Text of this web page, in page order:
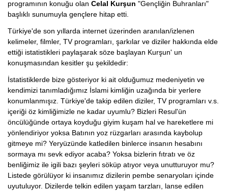
programının konuğu olan Celal Kurşun "Gençliğin Buhranları"
başlıklı sunumuyla gençlere hitap etti.
Türkiye'de son yıllarda internet üzerinden aranılan/izlenen
kelimeler, filmler, TV programları, şarkılar ve diziler hakkında elde
ettiği istatistikleri paylaşarak söze başlayan Kurşun' un
konuşmasından kesitler şu şekildedir:
İstatistiklerde bize gösteriyor ki ait olduğumuz medeniyetin ve
kendimizi tanımladığımız İslami kimliğin uzağında bir yerlere
konumlanmışız. Türkiye'de takip edilen diziler, TV programları v.s.
içeriği öz kimliğimizle ne kadar uyumlu? Bizleri Resul'ün
öncülüğünde ortaya koyduğu giyim kuşam hal ve hareketlere mi
yönlendiriyor yoksa Batının yoz rüzgarları arasında kaybolup
gitmeye mi? Yeryüzünde katledilen binlerce insanın hesabını
sormaya mı sevk ediyor acaba? Yoksa bizlerin fıtratı ve öz
benliğimiz ile igili bazı şeyleri söküp atıyor veya unutturuyor mu?
Listede görülüyor ki insanımız dizilerin pembe senaryoları içinde
uyutuluyor. Dizilerde telkin edilen yaşam tarzları, lanse edilen